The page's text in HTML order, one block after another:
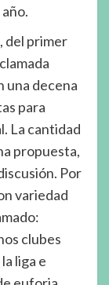
del primer
una decena
para
La cantidad
propuesta,
Por
variedad
clubes
liga e